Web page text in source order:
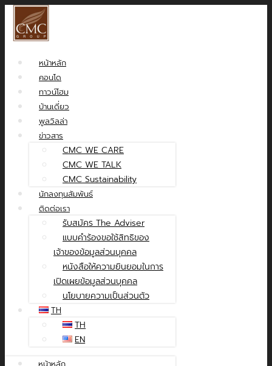
หน้าหลัก
คอนโด
ทาวน์โฮม
บ้านเดี่ยว
พูลวิลล่า
ข่าวสาร
CMC WE CARE
CMC WE TALK
CMC Sustainability
นักลงทุนสัมพันธ์
ติดต่อเรา
รับสมัคร The Adviser
แบบคำร้องขอใช้สิทธิของ
เจ้าของข้อมูลส่วนบุคคล
หนังสือให้ความยินยอมในการ
เปิดเผยข้อมูลส่วนบุคคล
นโยบายความเป็นส่วนตัว
TH
TH
EN